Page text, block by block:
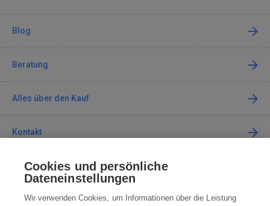
Blog
Beratung
Alles über den Kauf
Kontakt
Kontaktieren Sie uns
info@robotworld.de
Cookies und persönliche
Dateneinstellungen
Wir verwenden Cookies, um Informationen über die Leistung